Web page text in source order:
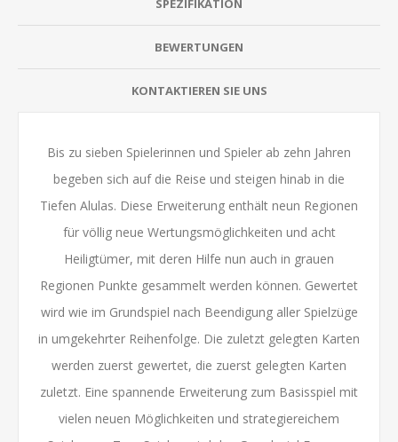
SPEZIFIKATION
BEWERTUNGEN
KONTAKTIEREN SIE UNS
Bis zu sieben Spielerinnen und Spieler ab zehn Jahren
begeben sich auf die Reise und steigen hinab in die
Tiefen Alulas. Diese Erweiterung enthält neun Regionen
für völlig neue Wertungsmöglichkeiten und acht
Heiligtümer, mit deren Hilfe nun auch in grauen
Regionen Punkte gesammelt werden können. Gewertet
wird wie im Grundspiel nach Beendigung aller Spielzüge
in umgekehrter Reihenfolge. Die zuletzt gelegten Karten
werden zuerst gewertet, die zuerst gelegten Karten
zuletzt. Eine spannende Erweiterung zum Basisspiel mit
vielen neuen Möglichkeiten und strategiereichem